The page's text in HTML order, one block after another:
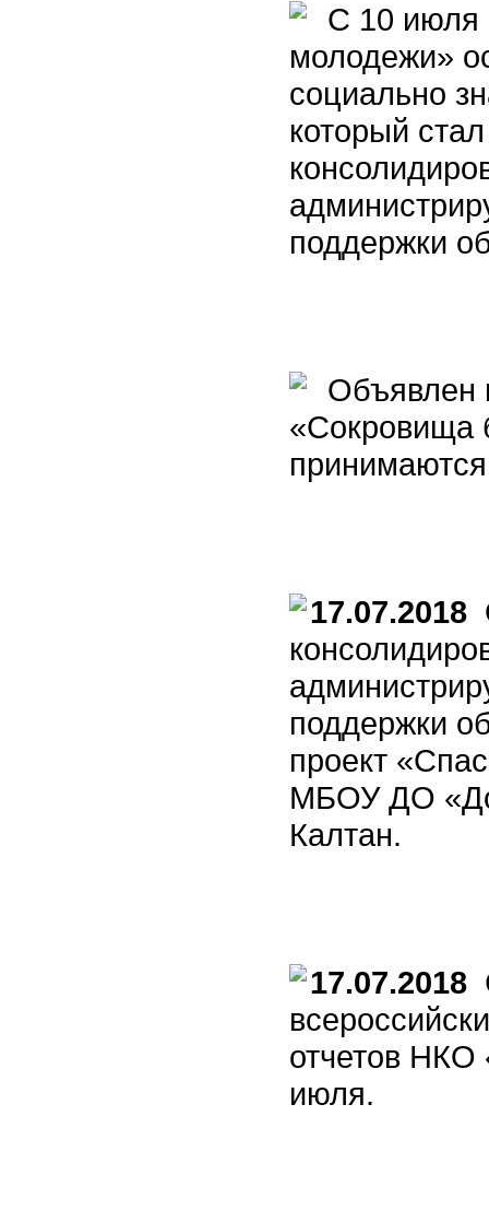
С 10 июля
молодежи»
социально
который
поддержки
Объявлен
«Сокровища
17.07.2018
поддержки
проект
МБОУ ДО
Калтан.
17.07.2018
отчетов НКО
июля.